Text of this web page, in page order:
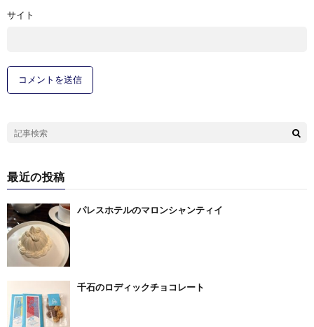
サイト
最近の投稿
パレスホテルのマロンシャンティイ
千石のロディックチョコレート